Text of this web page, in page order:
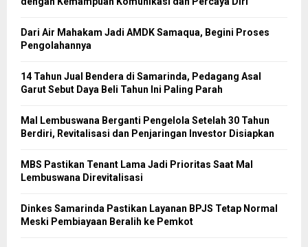
Dari Air Mahakam Jadi AMDK Samaqua, Begini Proses
Pengolahannya
14 Tahun Jual Bendera di Samarinda, Pedagang Asal
Garut Sebut Daya Beli Tahun Ini Paling Parah
Mal Lembuswana Berganti Pengelola Setelah 30 Tahun
Berdiri, Revitalisasi dan Penjaringan Investor Disiapkan
MBS Pastikan Tenant Lama Jadi Prioritas Saat Mal
Lembuswana Direvitalisasi
Dinkes Samarinda Pastikan Layanan BPJS Tetap Normal
Meski Pembiayaan Beralih ke Pemkot